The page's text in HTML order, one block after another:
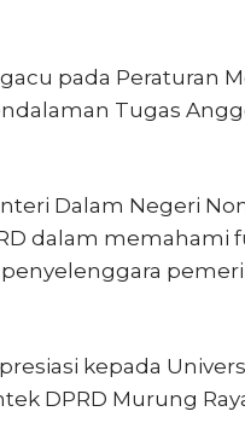
pada Peraturan
Tugas
Dalam Negeri
dalam memahami
kepada
DPRD Murung